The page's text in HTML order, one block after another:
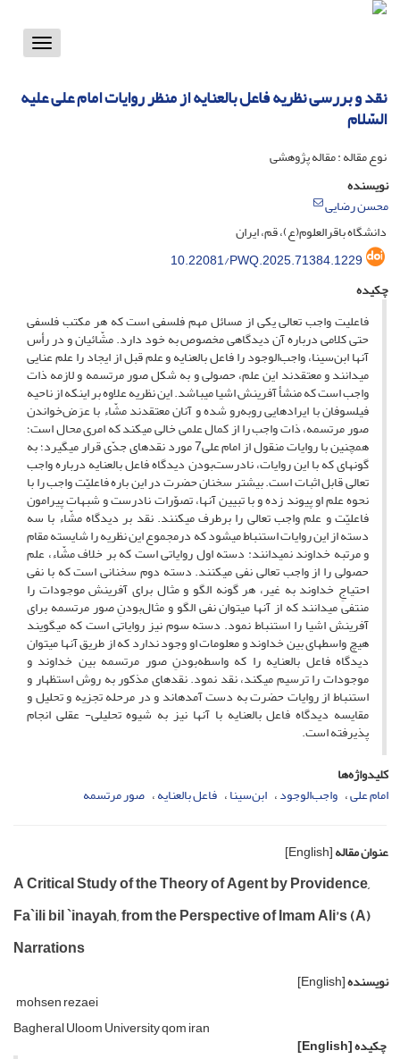
Toggle
نقد و بررسی نظریه فاعل بالعنایه از منظر روایات امام علی علیه
السّلام
نوع مقاله : مقاله پژوهشی
نویسنده
محسن رضایی
دانشگاه باقرالعلوم(ع)، قم، ایران
10.22081/PWQ.2025.71384.1229
چکیده
فاعلیت واجب تعالی یکی از مسائل مهم فلسفی است که هر مکتب فلسفی
حتی کلامی درباره آن دیدگاهی مخصوص به خود دارد. مشّائیان و در رأس
آنها ابن‌سینا، واجب‌الوجود را فاعل بالعنایه و علم قبل از ایجاد را علم عنایی
می‎دانند و معتقدند این علم، حصولی و به شکل صور مرتسمه و لازمه ذات
واجب است که منشأ آفرینش اشیا می‎باشد. این نظریه علاوه بر اینکه از ناحیه
فیلسوفان با ایرادهایی روبه‌رو شده و آنان معتقدند مشّاء با عرَض‌خواندن
صور مرتسمه، ذات واجب را از کمال علمی خالی می‎کند که امری محال است؛
همچنین با روایات منقول از امام علی7 مورد نقدهای جدّی قرار می‎گیرد؛ به
گونه‎ای که با این روایات، نادرست‌بودن دیدگاه فاعل بالعنایه درباره واجب
تعالی قابل اثبات است. بیشتر سخنان حضرت در این باره فاعلیّت واجب را با
نحوه علم او پیوند زده و با تبیین آنها، تصوّرات نادرست و شبهات پیرامون
فاعلیّت و علم واجب تعالی را برطرف می‎کنند. نقد بر دیدگاه مشّاء با سه
دسته از این روایات استنباط می‎شود که درمجموع این نظریه را شایسته مقام
و مرتبه خداوند نمی‎دانند: دسته اول روایاتی است که بر خلاف مشّاء، علم
حصولی را از واجب تعالی نفی می‎کنند. دسته دوم سخنانی است که با نفی
احتیاجِ خداوند به غیر، هر گونه الگو و مثال برای آفرینش موجودات را
منتفی می‎دانند که از آنها می‎توان نفی الگو و مثال‌بودنِ صور مرتسمه برای
آفرینش اشیا را استنباط نمود. دسته سوم نیز روایاتی است که می‎گویند
هیچ واسطه‎ای بین خداوند و معلومات او وجود ندارد که از طریق آنها می‎توان
دیدگاه فاعل بالعنایه را که واسطه‌بودنِ صور مرتسمه بین خداوند و
موجودات را ترسیم می‎کند، نقد نمود. نقدهای مذکور به روش استظهار و
استنباط از روایات حضرت به دست آمده‎اند و در مرحله تجزیه و تحلیل و
مقایسه دیدگاه فاعل بالعنایه با آنها نیز به شیوه تحلیلی- عقلی انجام
پذیرفته است.
کلیدواژه‌ها
امام علی واجب‌الوجود ابن‌سینا فاعل بالعنایه صور مرتسمه
عنوان مقاله[English]
A Critical Study of the Theory of Agent by Providence,
Fa`ili bil `inayah, from the Perspective of Imam Ali’s (A)
Narrations
نویسنده[English]
mohsen rezaei
Bagheral Uloom University qom iran
چکیده[English]